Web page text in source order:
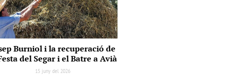
Burniol i la recuperació de
del Segar i el Batre a Avià
15 juny del 2026